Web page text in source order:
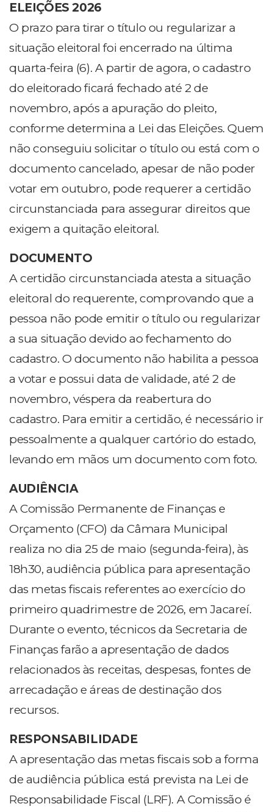
ELEIÇÕES 2026
O prazo para tirar o título ou regularizar a
situação eleitoral foi encerrado na última
quarta-feira (6). A partir de agora, o cadastro
do eleitorado ficará fechado até 2 de
novembro, após a apuração do pleito,
conforme determina a Lei das Eleições. Quem
não conseguiu solicitar o título ou está com o
documento cancelado, apesar de não poder
votar em outubro, pode requerer a certidão
circunstanciada para assegurar direitos que
exigem a quitação eleitoral.
DOCUMENTO
A certidão circunstanciada atesta a situação
eleitoral do requerente, comprovando que a
pessoa não pode emitir o título ou regularizar
a sua situação devido ao fechamento do
cadastro. O documento não habilita a pessoa
a votar e possui data de validade, até 2 de
novembro, véspera da reabertura do
cadastro. Para emitir a certidão, é necessário ir
pessoalmente a qualquer cartório do estado,
levando em mãos um documento com foto.
AUDIÊNCIA
A Comissão Permanente de Finanças e
Orçamento (CFO) da Câmara Municipal
realiza no dia 25 de maio (segunda-feira), às
18h30, audiência pública para apresentação
das metas fiscais referentes ao exercício do
primeiro quadrimestre de 2026, em Jacareí.
Durante o evento, técnicos da Secretaria de
Finanças farão a apresentação de dados
relacionados às receitas, despesas, fontes de
arrecadação e áreas de destinação dos
recursos.
RESPONSABILIDADE
A apresentação das metas fiscais sob a forma
de audiência pública está prevista na Lei de
Responsabilidade Fiscal (LRF). A Comissão é